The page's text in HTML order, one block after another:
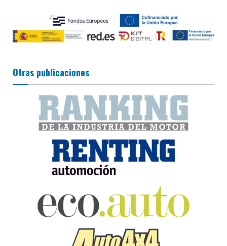
Otras publicaciones